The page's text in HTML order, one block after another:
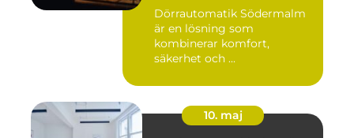
Dörrautomatik Södermalm
är en lösning som
kombinerar komfort,
säkerhet och ...
10. maj